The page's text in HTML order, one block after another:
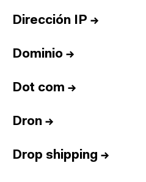
Dirección IP →
Dominio →
Dot com →
Dron →
Drop shipping →